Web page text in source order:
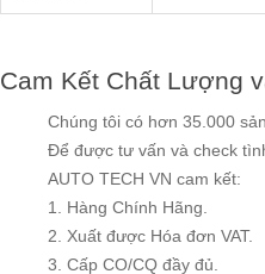
Cam Kết Chất Lượng
Chúng tôi có hơn 35.000
Để được tư vấn và check
AUTO TECH VN cam kết:
1. Hàng Chính Hãng.
2. Xuất được Hóa đơn VAT.
3. Cấp CO/CQ đầy đủ.